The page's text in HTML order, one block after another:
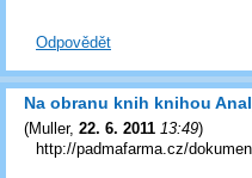
Odpovědět
Na obranu knih knihou
(Muller, 22. 6. 2011 13:49)
http://padmafarma.cz/